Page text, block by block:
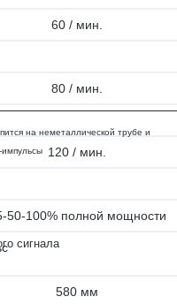
60 / мин.
80 / мин.
120 / мин.
50-100% полной мощности
580 мм
на неметаллической трубе и
сигнала